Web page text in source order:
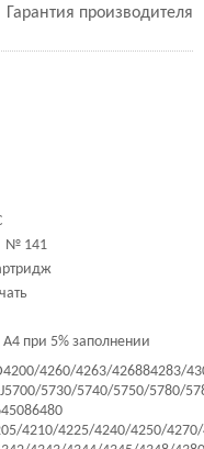
Гарантия производителя
№ 141
A4 при 5% заполнении
4260/4263/426884283/
J5700/5730/5740/5750/5780/
4210/4225/4240/4250/